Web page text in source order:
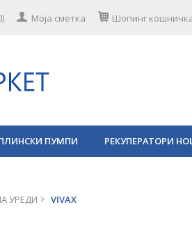
Моја сметка Шопинг
ПУМПИ РЕКУПЕРАТОРИ
УРЕДИ VIVAX